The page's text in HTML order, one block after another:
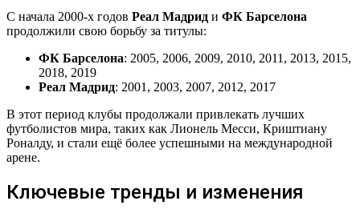
С начала 2000-х годов Реал Мадрид и ФК Барселона
продолжили свою борьбу за титулы:
ФК Барселона: 2005, 2006, 2009, 2010, 2011, 2013, 2015,
2018, 2019
Реал Мадрид: 2001, 2003, 2007, 2012, 2017
В этот период клубы продолжали привлекать лучших
футболистов мира, таких как Лионель Месси, Криштиану
Роналду, и стали ещё более успешными на международной
арене.
Ключевые тренды и изменения